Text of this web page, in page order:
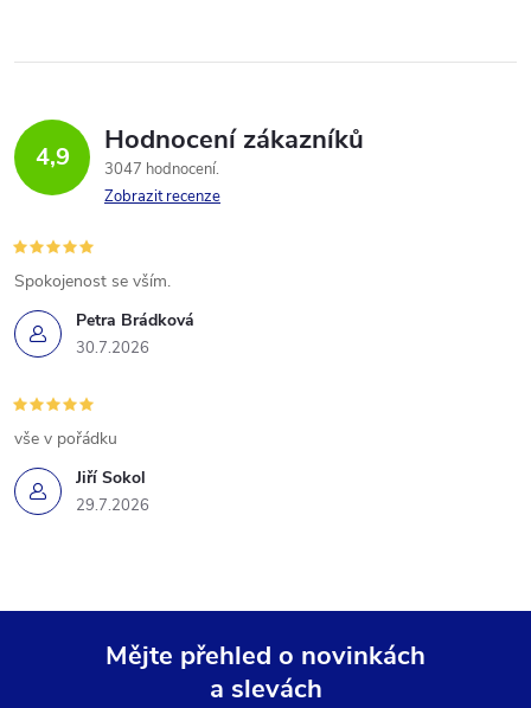
4,9 Hodnocení zákazníků
3047 hodnocení
Zobrazit recenze
Petra Brádková
30.7.2026
Spokojenost se vším.
Jiří Sokol
29.7.2026
vše v pořádku
Mějte přehled o novinkách
a slevách